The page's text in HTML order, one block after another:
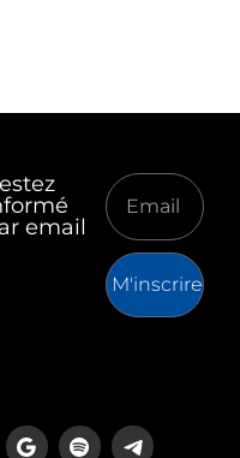
email
M'inscrire